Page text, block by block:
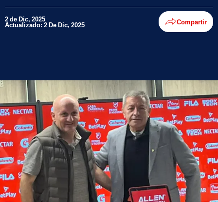
2 de Dic, 2025
Actualizado: 2 De Dic, 2025 Compartir